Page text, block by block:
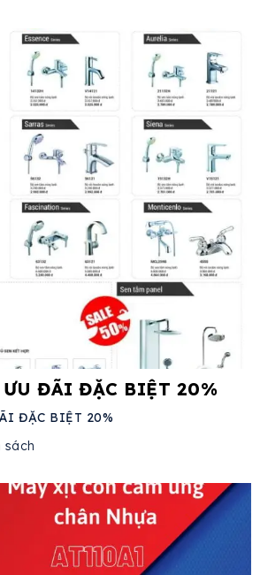
ƯU ĐÃI ĐẶC BIỆT 20%
ĐẶC BIỆT 20%
sách